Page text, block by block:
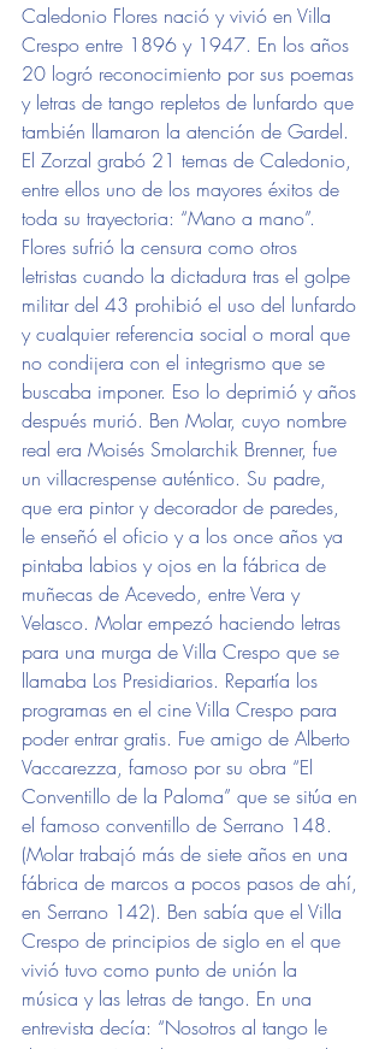
Caledonio Flores nació y vivió en Villa
Crespo entre 1896 y 1947. En los años
20 logró reconocimiento por sus poemas
y letras de tango repletos de lunfardo que
también llamaron la atención de Gardel.
El Zorzal grabó 21 temas de Caledonio,
entre ellos uno de los mayores éxitos de
toda su trayectoria: “Mano a mano”.
Flores sufrió la censura como otros
letristas cuando la dictadura tras el golpe
militar del 43 prohibió el uso del lunfardo
y cualquier referencia social o moral que
no condijera con el integrismo que se
buscaba imponer. Eso lo deprimió y años
después murió. Ben Molar, cuyo nombre
real era Moisés Smolarchik Brenner, fue
un villacrespense auténtico. Su padre,
que era pintor y decorador de paredes,
le enseñó el oficio y a los once años ya
pintaba labios y ojos en la fábrica de
muñecas de Acevedo, entre Vera y
Velasco. Molar empezó haciendo letras
para una murga de Villa Crespo que se
llamaba Los Presidiarios. Repartía los
programas en el cine Villa Crespo para
poder entrar gratis. Fue amigo de Alberto
Vaccarezza, famoso por su obra “El
Conventillo de la Paloma” que se sitúa en
el famoso conventillo de Serrano 148.
(Molar trabajó más de siete años en una
fábrica de marcos a pocos pasos de ahí,
en Serrano 142). Ben sabía que el Villa
Crespo de principios de siglo en el que
vivió tuvo como punto de unión la
música y las letras de tango. En una
entrevista decía: “Nosotros al tango le